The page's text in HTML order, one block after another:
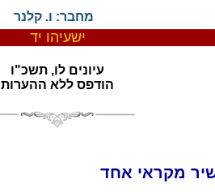
מחבר: ו. קלנר
ישעיהו יד
עיונים לו, תשכ"ו
הודפס ללא ההערות
מקראי אחד